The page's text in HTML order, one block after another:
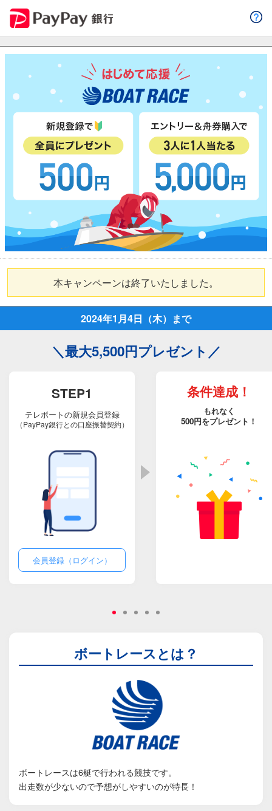
本キャンペーンは終了いたしました。
2024年1月4日（木）まで
＼最大5,500円プレゼント／
STEP1
テレボートの新規会員登録
（PayPay銀行との口座振替契約）
会員登録（ログイン）
条件達成！
もれなく
500円をプレゼント！
ボートレースとは？
ボートレースは6艇で行われる競技です。
出走数が少ないので予想がしやすいのが特長！